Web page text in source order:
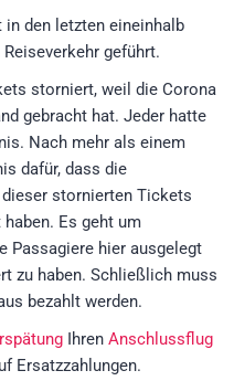
in den letzten eineinhalb
geführt.
storniert, weil die Corona
gebracht hat. Jeder hatte
Nach mehr als einem
dafür, dass die
stornierten Tickets
Es geht um
Passagiere hier ausgelegt
zu haben. Schließlich muss
bezahlt werden.
Ihren Anschlussflug
Ersatzzahlungen.